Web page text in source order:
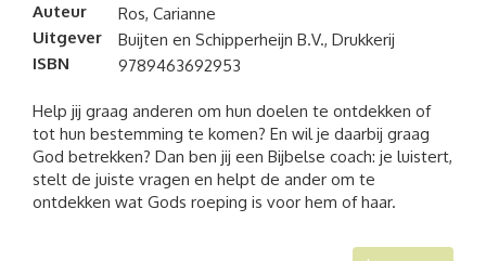
Auteur
Ros, Carianne
Uitgever
Buijten en Schipperheijn B.V., Drukkerij
ISBN
9789463692953
Help jij graag anderen om hun doelen te ontdekken of
tot hun bestemming te komen? En wil je daarbij graag
God betrekken? Dan ben jij een Bijbelse coach: je luistert,
stelt de juiste vragen en helpt de ander om te
ontdekken wat Gods roeping is voor hem of haar.